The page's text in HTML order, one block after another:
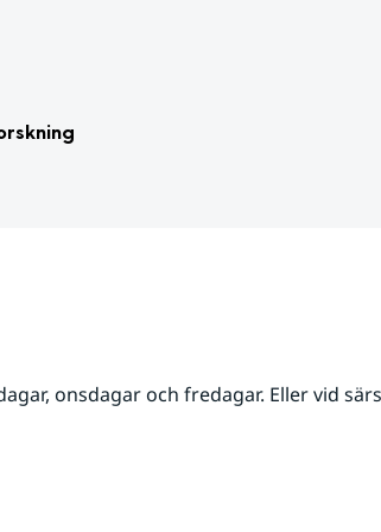
onsdagar och fredagar. Eller vid